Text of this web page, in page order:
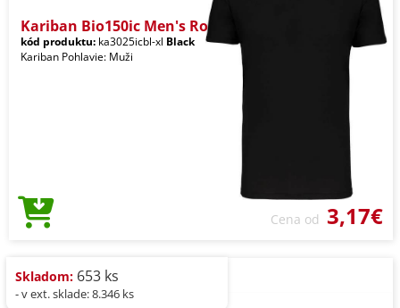
Kariban Bio150ic Men's Ro
kód produktu: ka3025icbl-xl Black
Kariban Pohlavie: Muži
Cena od 3,17€
Skladom: 653 ks
- v ext. sklade: 8.346 ks